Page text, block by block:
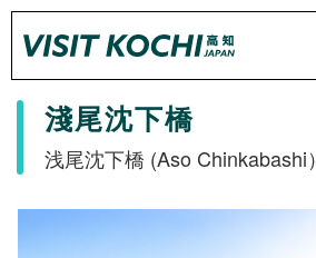
淺尾沈下橋
浅尾沈下橋 (Aso Chinkabashi）